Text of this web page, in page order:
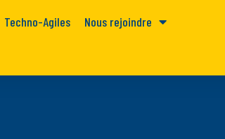
Techno-Agiles Nous rejoindre